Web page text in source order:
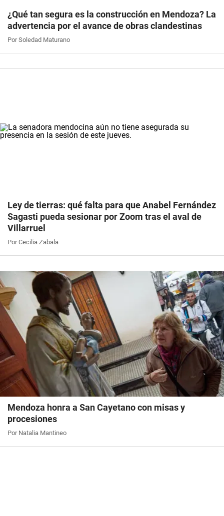
¿Qué tan segura es la construcción en Mendoza? La
advertencia por el avance de obras clandestinas
Por Soledad Maturano
Ley de tierras: qué falta para que Anabel Fernández
Sagasti pueda sesionar por Zoom tras el aval de
Villarruel
Por Cecilia Zabala
Mendoza honra a San Cayetano con misas y
procesiones
Por Natalia Mantineo